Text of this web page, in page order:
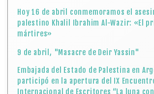
Hoy 16 de abril conmemoramos el
palestino Khalil Ibrahim Al-Wazir: «El
mártires»
9 de abril, "Masacre de Deir Yassin"
Embajada del Estado de Palestina en
participó en la apertura del IX
Internacional de Escritores “La luna